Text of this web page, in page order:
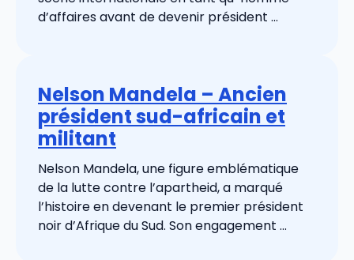
d’affaires avant de devenir président ...
Nelson Mandela – Ancien
président sud-africain et
militant
Nelson Mandela, une figure emblématique
de la lutte contre l’apartheid, a marqué
l’histoire en devenant le premier président
noir d’Afrique du Sud. Son engagement ...